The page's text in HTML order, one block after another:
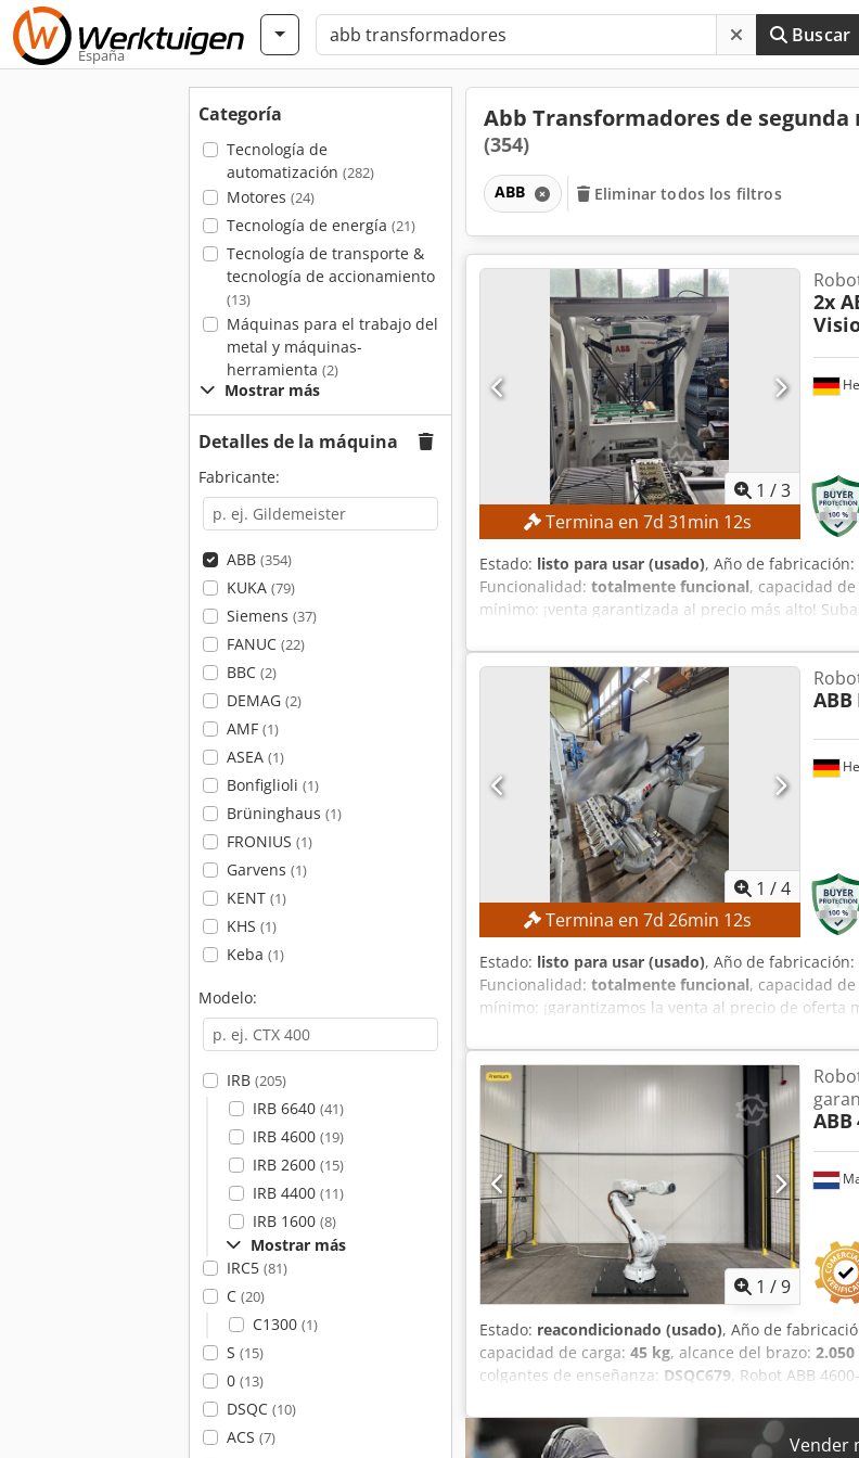
España
Buscar
Categoría
Tecnología de
automatización (282)
Motores (24)
Tecnología de energía (21)
Tecnología de transporte &
tecnología de accionamiento
(13)
Máquinas para el trabajo del
metal y máquinas-
herramienta (2)
Mostrar más
Detalles de la máquina
Fabricante:
ABB (354)
KUKA (79)
Siemens (37)
FANUC (22)
BBC (2)
DEMAG (2)
AMF (1)
ASEA (1)
Bonfiglioli (1)
Brüninghaus (1)
FRONIUS (1)
Garvens (1)
KENT (1)
KHS (1)
Keba (1)
Modelo:
IRB (205)
IRB 6640 (41)
IRB 4600 (19)
IRB 2600 (15)
IRB 4400 (11)
IRB 1600 (8)
Mostrar más
IRC5 (81)
C (20)
C1300 (1)
S (15)
0 (13)
DSQC (10)
ACS (7)
Abb Transformadores de segunda
(354)
ABB Eliminar todos los filtros
1 /3
Termina en 7d 31min 11s
2x
Estado: listo para usar (usado), Año de fabricación:
Funcionalidad: totalmente funcional, capacidad de
mínimo: ¡venta garantizada al precio más alto!
sistema de visión! DETALLES TÉCNICOS Carga
trabajo: 1130 mm Precisión de repetición de la
trayectoria: 0,1–0,33 mm DETALLES DE LA
red: 60 Hz Consumo de energía con carga máxima:
colocación: 1 kg Temperatura ambiente: de 0 a
dB(A) Emisión: blindado contra CEM/EMI Horas de
1 /4
Termina en 7d 26min 11s
ABB
Estado: listo para usar (usado), Año de fabricación:
Funcionalidad: totalmente funcional, capacidad de
mínimo: ¡garantizamos la venta al precio de oferta
kg Alcance: 1.850 mm DETALLES DE LA
h Incluido en la entrega: Robot + control + armario
Slave.
1 /9
ABB
Estado: reacondicionado (usado), Año de
capacidad de carga: 45 kg, alcance del brazo:
colgantes de enseñanza: DSQC679, Robot ABB
robot incluye un controlador IRC5 y un panel de
realizaron pruebas exhaustivas al robot, tras las
según las especificaciones del fabricante. SeVender